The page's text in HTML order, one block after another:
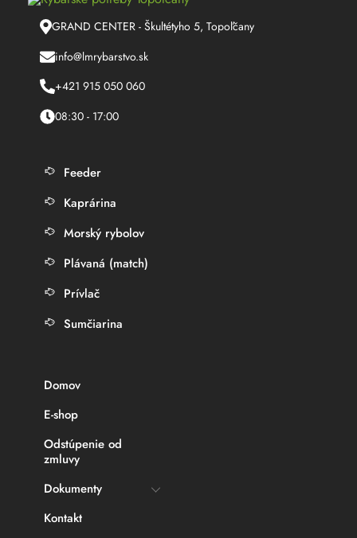
GRAND CENTER - Škultétyho 5, Topoľčany
info@lmrybarstvo.sk
+421 915 050 060
08:30 - 17:00
Feeder
Kaprárina
Morský rybolov
Plávaná (match)
Prívlač
Sumčiarina
Domov
E-shop
Odstúpenie od
zmluvy
Dokumenty
Kontakt